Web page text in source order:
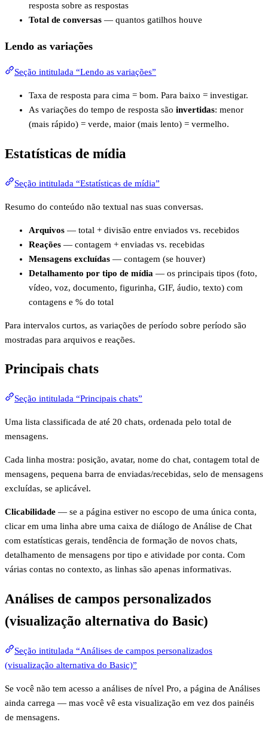
resposta sobre as respostas
Total de conversas — quantos gatilhos houve
Lendo as variações
Seção intitulada “Lendo as variações”
Taxa de resposta para cima = bom. Para baixo = investigar.
As variações do tempo de resposta são invertidas: menor
(mais rápido) = verde, maior (mais lento) = vermelho.
Estatísticas de mídia
Seção intitulada “Estatísticas de mídia”
Resumo do conteúdo não textual nas suas conversas.
Arquivos — total + divisão entre enviados vs. recebidos
Reações — contagem + enviadas vs. recebidas
Mensagens excluídas — contagem (se houver)
Detalhamento por tipo de mídia — os principais tipos (foto,
vídeo, voz, documento, figurinha, GIF, áudio, texto) com
contagens e % do total
Para intervalos curtos, as variações de período sobre período são
mostradas para arquivos e reações.
Principais chats
Seção intitulada “Principais chats”
Uma lista classificada de até 20 chats, ordenada pelo total de
mensagens.
Cada linha mostra: posição, avatar, nome do chat, contagem total de
mensagens, pequena barra de enviadas/recebidas, selo de mensagens
excluídas, se aplicável.
Clicabilidade — se a página estiver no escopo de uma única conta,
clicar em uma linha abre uma caixa de diálogo de Análise de Chat
com estatísticas gerais, tendência de formação de novos chats,
detalhamento de mensagens por tipo e atividade por conta. Com
várias contas no contexto, as linhas são apenas informativas.
Análises de campos personalizados
(visualização alternativa do Basic)
Seção intitulada “Análises de campos personalizados
(visualização alternativa do Basic)”
Se você não tem acesso a análises de nível Pro, a página de Análises
ainda carrega — mas você vê esta visualização em vez dos painéis
de mensagens.